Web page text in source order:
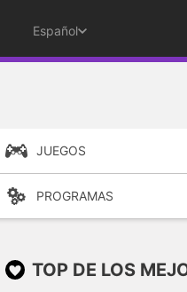
Español
JUEGOS
PROGRAMAS
TOP DE LOS